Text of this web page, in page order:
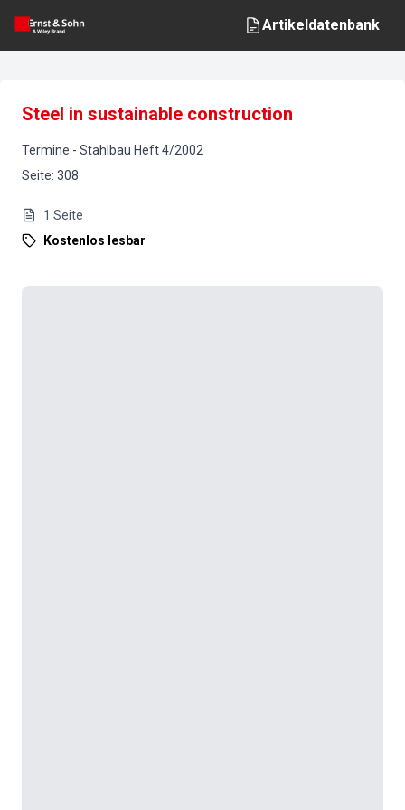
Artikeldatenbank
Steel in sustainable construction
Termine - Stahlbau Heft4/2002
Seite: 308
1 Seite
Kostenlos lesbar